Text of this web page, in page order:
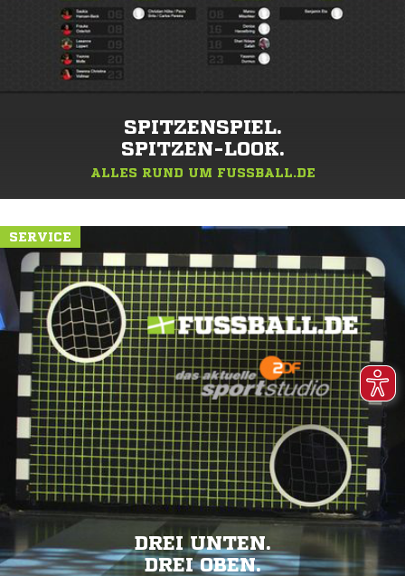
SPITZENSPIEL.
SPITZEN-LOOK.
ALLES RUND UM FUSSBALL.DE
SERVICE
DREI UNTEN.
DREI OBEN.